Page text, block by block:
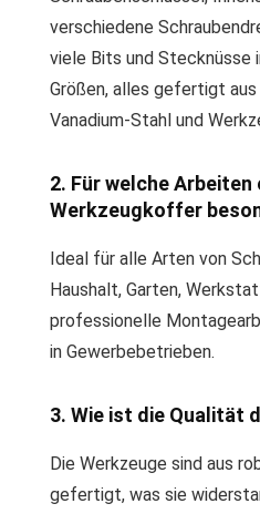
verschiedene
viele Bits und Stecknüsse
Größen, alles gefertigt
Vanadium-Stahl und
2. Für welche
Werkzeugkoffer
Ideal für alle Arten von
Haushalt, Garten,
professionelle
in Gewerbebetrieben.
3. Wie ist die Qualität
Die Werkzeuge sind aus
gefertigt, was sie